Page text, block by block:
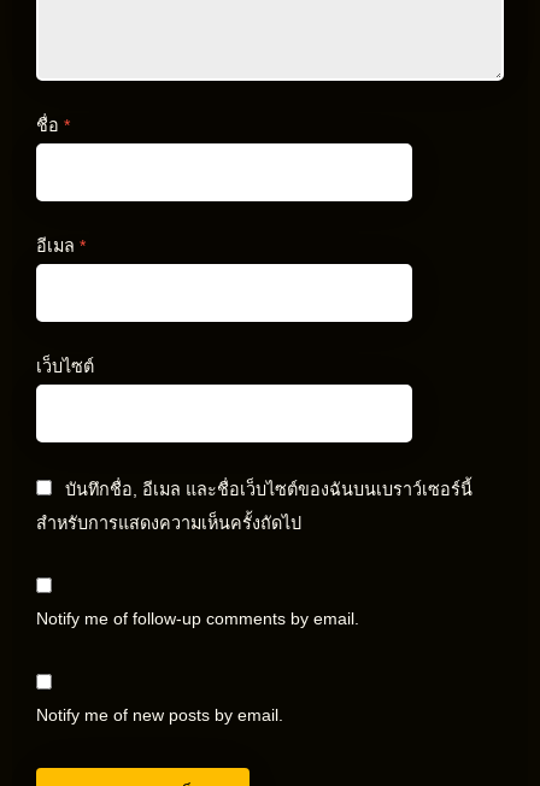
ชื่อ *
อีเมล *
เว็บไซต์
บันทึกชื่อ, อีเมล และชื่อเว็บไซต์ของฉันบนเบราว์เซอร์นี้
สำหรับการแสดงความเห็นครั้งถัดไป
Notify me of follow-up comments by email.
Notify me of new posts by email.